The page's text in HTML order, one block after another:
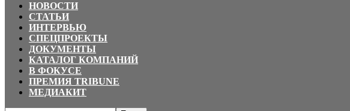
НОВОСТИ
СТАТЬИ
ИНТЕРВЬЮ
СПЕЦПРОЕКТЫ
ДОКУМЕНТЫ
КАТАЛОГ КОМПАНИЙ
В ФОКУСЕ
ПРЕМИЯ TRIBUNE
МЕДИАКИТ